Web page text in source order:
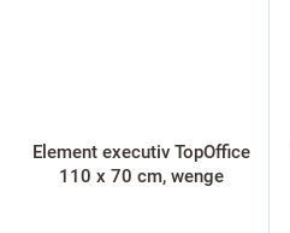
Element executiv TopOffice
110 x 70 cm, wenge